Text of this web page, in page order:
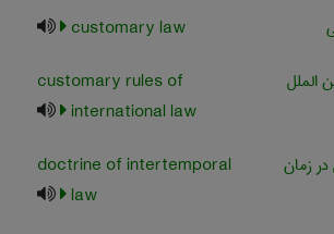
customary law
الملل
customary rules of
international law
زمان
doctrine of intertemporal
law